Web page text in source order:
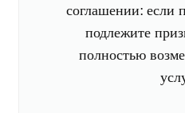
соглашении: если
подлежите
полностью